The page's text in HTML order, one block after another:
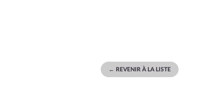
← REVENIR À LA LISTE